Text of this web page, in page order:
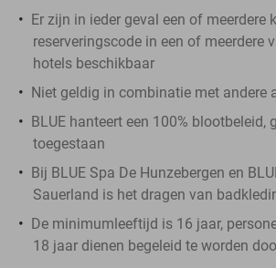
Er zijn in ieder geval een of meerdere
reserveringscode in een of meerdere
hotels beschikbaar
Niet geldig in combinatie met andere
BLUE hanteert een 100% blootbeleid,
toegestaan
Bij BLUE Spa De Hunzebergen en
Sauerland is het dragen van
De minimumleeftijd is 16 jaar,
18 jaar dienen begeleid te worden